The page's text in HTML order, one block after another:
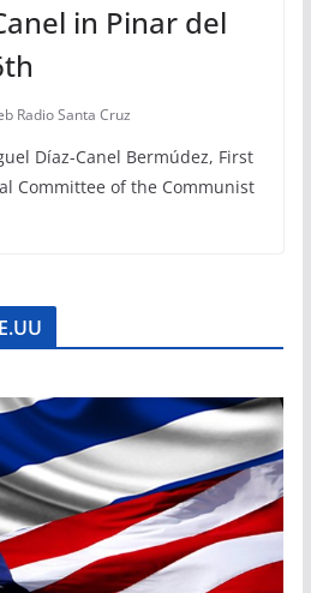
in Pinar del
Radio Santa Cruz
Díaz-Canel Bermúdez, First
Committee of the Communist